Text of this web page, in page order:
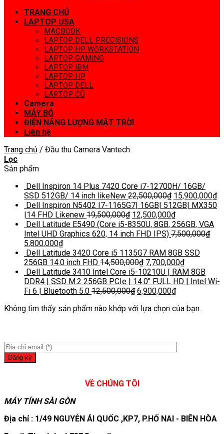
TRANG CHỦ
LAPTOP USA
MACBOOK
LAPTOP DELL PRECISIONS
LAPTOP HP WORKSTATION
LAPTOP GAMING
LAPTOP IBM
LAPTOP HP
LAPTOP DELL
LAPTOP CŨ
Camera
MÁY BỘ
ĐIỆN NĂNG LƯỢNG MẶT TRỜI
Liên hệ
Trang chủ / Đầu thu Camera Vantech
Lọc
Sản phẩm
Dell Inspiron 14 Plus 7420 Core i7-12700H/ 16GB/
SSD 512GB/ 14 inch likeNew 22,500,000₫ 15,900,000₫
Dell Inspiron N5402 I7-1165G7| 16GB| 512GB| MX350
|14 FHD Likenew 19,500,000₫ 12,500,000₫
Dell Latitude E5490 (Core i5-8350U, 8GB, 256GB, VGA
Intel UHD Graphics 620, 14 inch FHD IPS) 7,500,000₫
5,800,000₫
Dell Latitude 3420 Core i5 1135G7 RAM 8GB SSD
256GB 14.0 inch FHD 14,500,000₫ 7,700,000₫
Dell Latitude 3410 Intel Core i5-10210U | RAM 8GB
DDR4 | SSD M.2 256GB PCIe | 14.0″ FULL HD | Intel Wi-
Fi 6 | Bluetooth 5.0 12,500,000₫ 6,900,000₫
Không tìm thấy sản phẩm nào khớp với lựa chọn của bạn.
VỀ CHÚNG TÔI
MÁY TÍNH SÀI GÒN
Địa chỉ : 1/49 NGUYỄN ÁI QUỐC ,KP7, P.HỐ NAI - BIÊN HÒA